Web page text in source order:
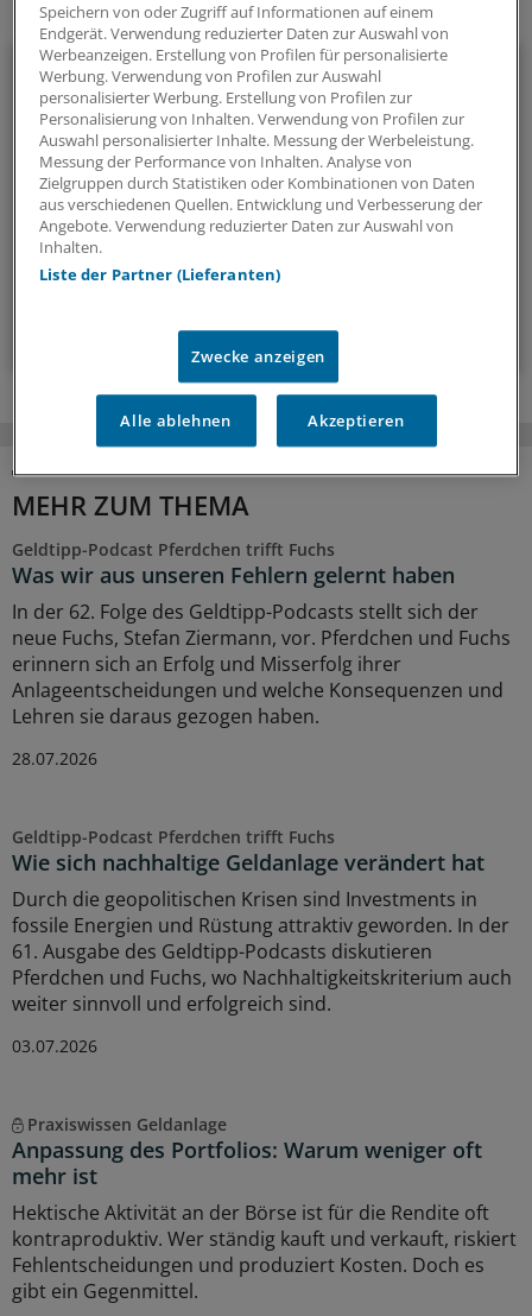
Ihr Newsletter zum Thema
Beruf & Alltag
Die Sonntagslektüre: Lesen Sie Wissenswertes und
Nützliches für Ihre tägliche Arbeit, lassen Sie sich von
Kolleginnen und Kollegen inspirieren - und seien Sie immer
einen Schritt voraus.
wöchentlich (Sonntag)
Zum Abonnieren bitte anmelden
MEHR ZUM THEMA
Geldtipp-Podcast Pferdchen trifft Fuchs
Was wir aus unseren Fehlern gelernt haben
In der 62. Folge des Geldtipp-Podcasts stellt sich der
neue Fuchs, Stefan Ziermann, vor. Pferdchen und Fuchs
erinnern sich an Erfolg und Misserfolg ihrer
Anlageentscheidungen und welche Konsequenzen und
Lehren sie daraus gezogen haben.
28.07.2026
Geldtipp-Podcast Pferdchen trifft Fuchs
Wie sich nachhaltige Geldanlage verändert hat
Durch die geopolitischen Krisen sind Investments in
fossile Energien und Rüstung attraktiv geworden. In der
61. Ausgabe des Geldtipp-Podcasts diskutieren
Pferdchen und Fuchs, wo Nachhaltigkeitskriterium auch
weiter sinnvoll und erfolgreich sind.
03.07.2026
Praxiswissen Geldanlage
Anpassung des Portfolios: Warum weniger oft
mehr ist
Hektische Aktivität an der Börse ist für die Rendite oft
kontraproduktiv. Wer ständig kauft und verkauft, riskiert
Fehlentscheidungen und produziert Kosten. Doch es
gibt ein Gegenmittel.
Speichern von oder Zugriff auf Informationen auf einem
Endgerät. Verwendung reduzierter Daten zur Auswahl von
Werbeanzeigen. Erstellung von Profilen für personalisierte
Werbung. Verwendung von Profilen zur Auswahl
personalisierter Werbung. Erstellung von Profilen zur
Personalisierung von Inhalten. Verwendung von Profilen zur
Auswahl personalisierter Inhalte. Messung der Werbeleistung.
Messung der Performance von Inhalten. Analyse von
Zielgruppen durch Statistiken oder Kombinationen von Daten
aus verschiedenen Quellen. Entwicklung und Verbesserung der
Angebote. Verwendung reduzierter Daten zur Auswahl von
Inhalten.
Liste der Partner (Lieferanten)
Zwecke anzeigen
Alle ablehnen Akzeptieren